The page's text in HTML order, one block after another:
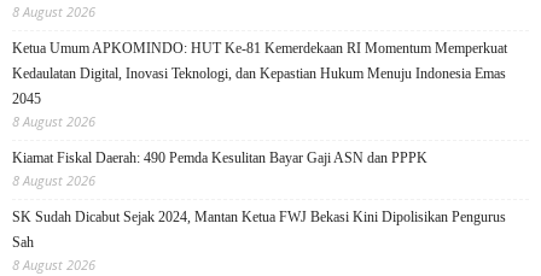
8 August 2026
Ketua Umum APKOMINDO: HUT Ke-81 Kemerdekaan RI Momentum Memperkuat
Kedaulatan Digital, Inovasi Teknologi, dan Kepastian Hukum Menuju Indonesia Emas
2045
8 August 2026
Kiamat Fiskal Daerah: 490 Pemda Kesulitan Bayar Gaji ASN dan PPPK
8 August 2026
SK Sudah Dicabut Sejak 2024, Mantan Ketua FWJ Bekasi Kini Dipolisikan Pengurus
Sah
8 August 2026